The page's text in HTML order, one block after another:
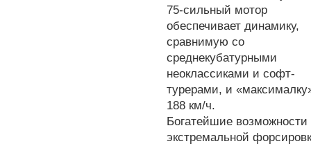
75-сильный мотор
обеспечивает динамику,
сравнимую со
среднекубатурными
неоклассиками и софт-
турерами, и
188 км/ч.
Богатейшие возможности
экстремальной